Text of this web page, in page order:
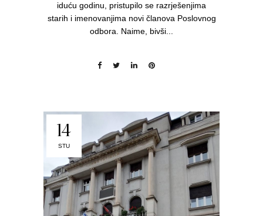
iduću godinu, pristupilo se razrješenjima
starih i imenovanjima novi članova Poslovnog
odbora. Naime, bivši...
14
STU